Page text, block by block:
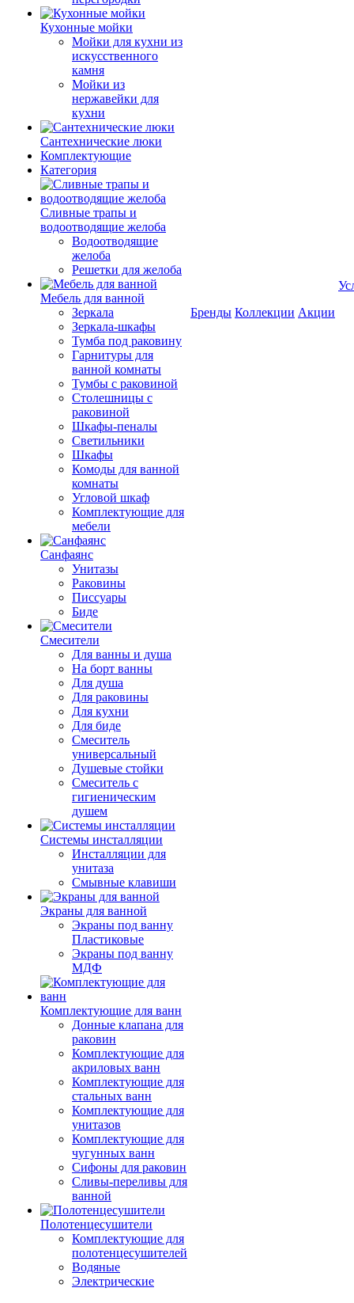
Кухонные мойки
Мойки для кухни из
искусственного
камня
Мойки из
нержавейки для
кухни
Сантехнические люки
Комплектующие
Категория
Cливные трапы и
водоотводящие желоба
Водоотводящие
желоба
Решетки для желоба
Мебель для ванной
Зеркала
Зеркала-шкафы
Тумба под раковину
Гарнитуры для
ванной комнаты
Тумбы с раковиной
Столешницы с
раковиной
Шкафы-пеналы
Светильники
Шкафы
Комоды для ванной
комнаты
Угловой шкаф
Комплектующие для
мебели
Санфаянс
Унитазы
Раковины
Писсуары
Биде
Смесители
Для ванны и душа
На борт ванны
Для душа
Для раковины
Для кухни
Для биде
Смеситель
универсальный
Душевые стойки
Смеситель с
гигиеническим
душем
Системы инсталляции
Инсталляции для
унитаза
Смывные клавиши
Экраны для ванной
Экраны под ванну
Пластиковые
Экраны под ванну
МДФ
Комплектующие для ванн
Донные клапана для
раковин
Комплектующие для
акриловых ванн
Комплектующие для
стальных ванн
Комплектующие для
унитазов
Комплектующие для
чугунных ванн
Сифоны для раковин
Сливы-переливы для
ванной
Полотенцесушители
Комплектующие для
полотенцесушителей
Водяные
Электрические
Бренды Коллекции Акции